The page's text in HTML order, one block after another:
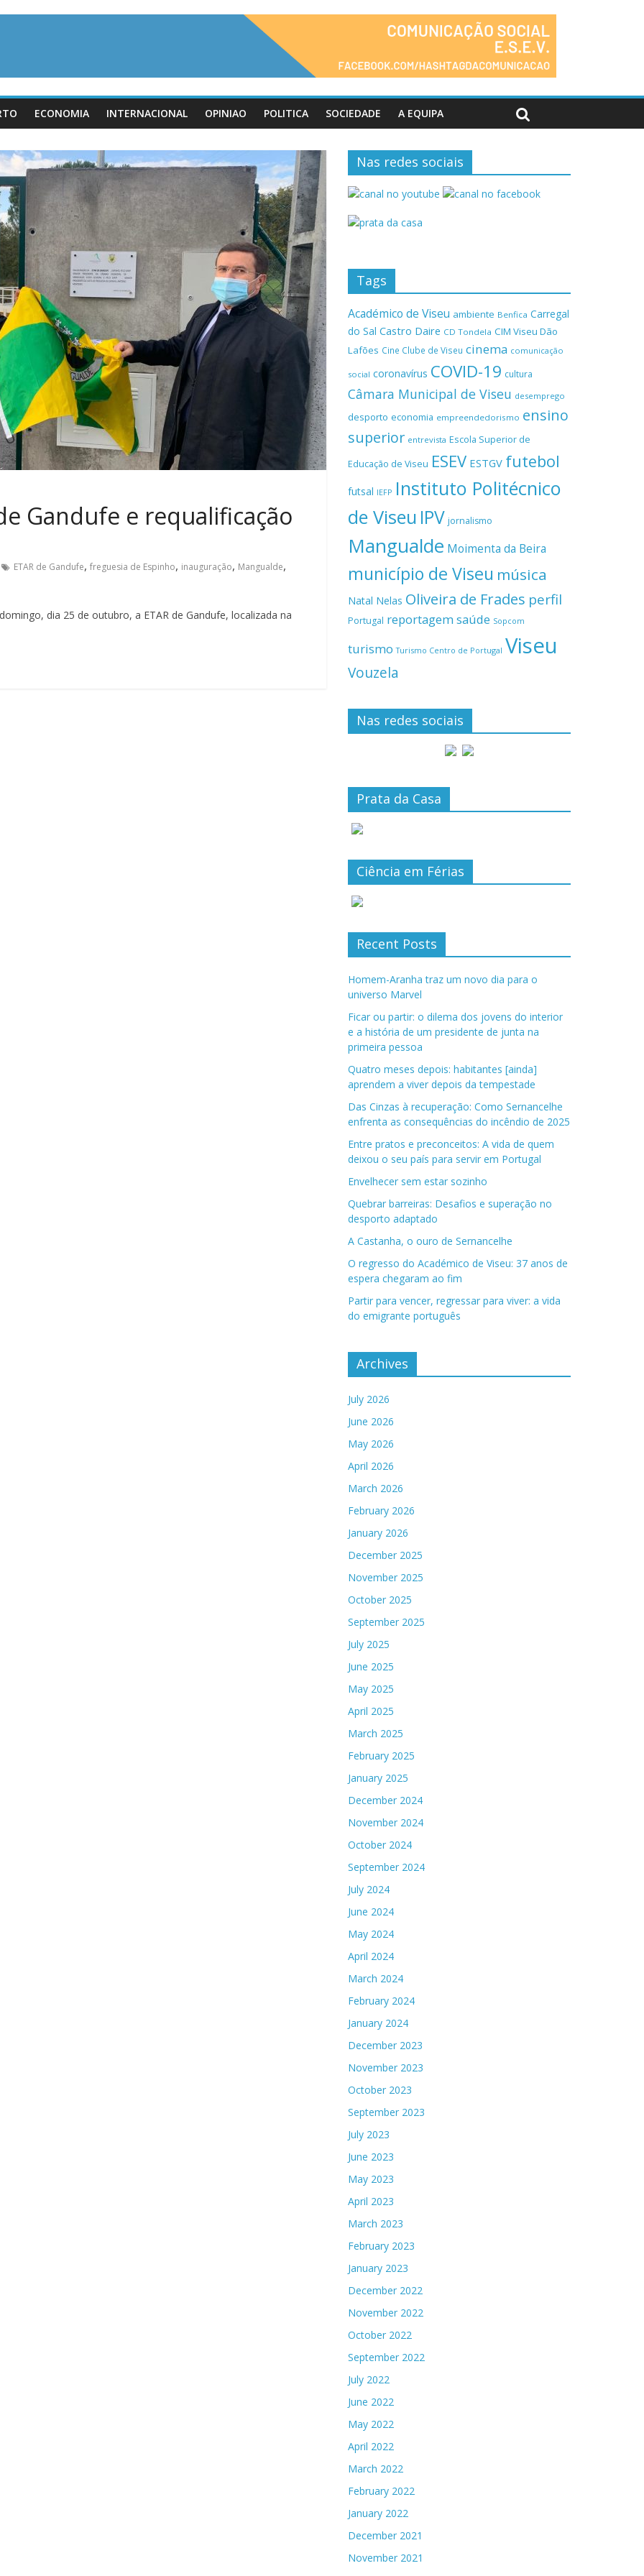
ECONOMIA INTERNACIONAL OPINIAO POLITICA SOCIEDADE A EQUIPA
Gandufe e requalificação
ETAR de Gandufe, freguesia de Espinho, inauguração, Mangualde,
dia 25 de outubro, a ETAR de Gandufe, localizada na
Nas redes sociais
Tags
Académico de Viseu ambiente Benfica Carregal
do Sal Castro Daire CD Tondela CIM Viseu Dão
Lafões Cine Clube de Viseu cinema comunicação
social coronavírus COVID-19 cultura
Câmara Municipal de Viseu desemprego
desporto economia empreendedorismo ensino
superior entrevista Escola Superior de
Educação de Viseu ESEV ESTGV futebol
futsal IEFP Instituto Politécnico
de Viseu IPV jornalismo
Mangualde Moimenta da Beira
município de Viseu música
Natal Nelas Oliveira de Frades perfil
Portugal reportagemsaúde Sopcom
turismo Turismo Centro de Portugal Viseu
Vouzela
Nas redes sociais
Prata da Casa
Ciência em Férias
Recent Posts
Homem-Aranha traz um novo dia para o
universo Marvel
Ficar ou partir: o dilema dos jovens do interior
e a história de um presidente de junta na
primeira pessoa
Quatro meses depois: habitantes [ainda]
aprendem a viver depois da tempestade
Das Cinzas à recuperação: Como Sernancelhe
enfrenta as consequências do incêndio de 2025
Entre pratos e preconceitos: A vida de quem
deixou o seu país para servir em Portugal
Envelhecer sem estar sozinho
Quebrar barreiras: Desafios e superação no
desporto adaptado
A Castanha, o ouro de Sernancelhe
O regresso do Académico de Viseu: 37 anos de
espera chegaram ao fim
Partir para vencer, regressar para viver: a vida
do emigrante português
Archives
July 2026
June 2026
May 2026
April 2026
March 2026
February 2026
January 2026
December 2025
November 2025
October 2025
September 2025
July 2025
June 2025
May 2025
April 2025
March 2025
February 2025
January 2025
December 2024
November 2024
October 2024
September 2024
July 2024
June 2024
May 2024
April 2024
March 2024
February 2024
January 2024
December 2023
November 2023
October 2023
September 2023
July 2023
June 2023
May 2023
April 2023
March 2023
February 2023
January 2023
December 2022
November 2022
October 2022
September 2022
July 2022
June 2022
May 2022
April 2022
March 2022
February 2022
January 2022
December 2021
November 2021